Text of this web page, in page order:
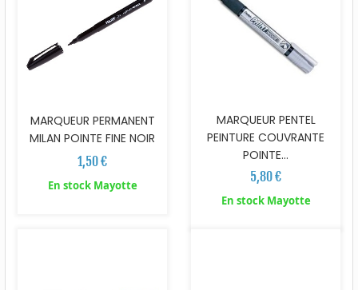
MARQUEUR PERMANENT
MILAN POINTE FINE NOIR
1,50 €
En stock Mayotte
MARQUEUR PENTEL
PEINTURE COUVRANTE
POINTE...
5,80 €
En stock Mayotte